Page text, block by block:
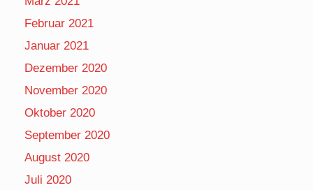
Februar 2021
Januar 2021
Dezember 2020
November 2020
Oktober 2020
September 2020
August 2020
Juli 2020